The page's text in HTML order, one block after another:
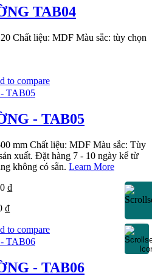
TAB04
Chất liệu: MDF Màu sắc: tùy chọn
to compare
- TAB05
mm Chất liệu: MDF Màu sắc: Tùy
xuất. Đặt hàng 7 - 10 ngày kể từ
không có sẵn. Learn More
₫
₫
to compare
- TAB06